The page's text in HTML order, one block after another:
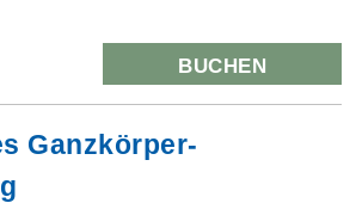
BUCHEN
Ganzkörper-